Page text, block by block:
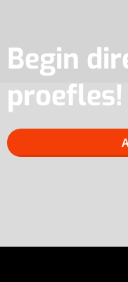
Begin
proefles!